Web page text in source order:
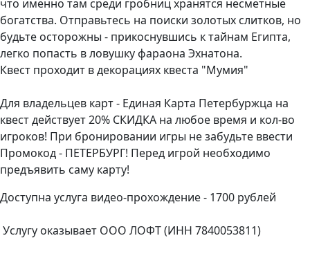
что именно там среди гробниц хранятся несметные
богатства. Отправьтесь на поиски золотых слитков, но
будьте осторожны - прикоснувшись к тайнам Египта,
легко попасть в ловушку фараона Эхнатона.
Квест проходит в декорациях квеста "Мумия"
Для владельцев карт - Единая Карта Петербуржца на
квест действует 20% СКИДКА на любое время и кол-во
игроков! При бронировании игры не забудьте ввести
Промокод - ПЕТЕРБУРГ! Перед игрой необходимо
предъявить саму карту!
Доступна услуга видео-прохождение - 1700 рублей
Услугу оказывает ООО ЛОФТ (ИНН 7840053811)